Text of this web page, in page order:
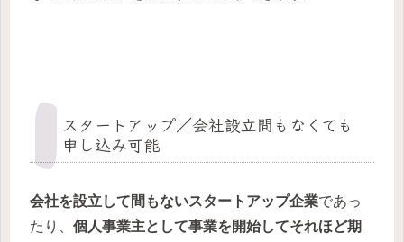
スタートアップ／会社設立間もなくても
申し込み可能
会社を設立して間もないスタートアップ企業であっ
たり、 個人事業主として事業を開始してそれほど期